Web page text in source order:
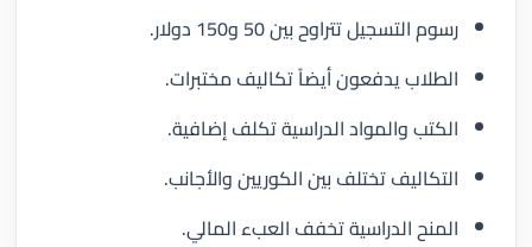
رسوم التسجيل تتراوح بين 50 و150 دولار.
الطلاب يدفعون أيضاً تكاليف مختبرات.
الكتب والمواد الدراسية تكلف إضافية.
التكاليف تختلف بين الكوريين والأجانب.
المنح الدراسية تخفف العبء المالي.